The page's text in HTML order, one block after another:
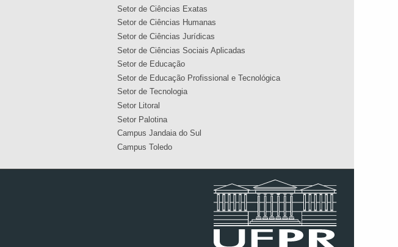
Setor de Ciências Exatas
Setor de Ciências Humanas
Setor de Ciências Jurídicas
Setor de Ciências Sociais Aplicadas
Setor de Educação
Setor de Educação Profissional e Tecnológica
Setor de Tecnologia
Setor Litoral
Setor Palotina
Campus Jandaia do Sul
Campus Toledo